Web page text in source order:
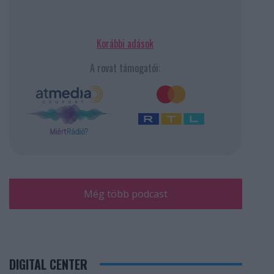
Korábbi adások
A rovat támogatói:
Még több podcast
DIGITAL CENTER